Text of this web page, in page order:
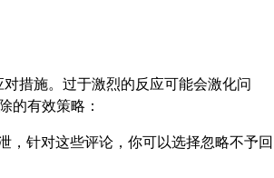
措施。过于激烈的反应可能会激化问
的有效策略：
，针对这些评论，你可以选择忽略不予回